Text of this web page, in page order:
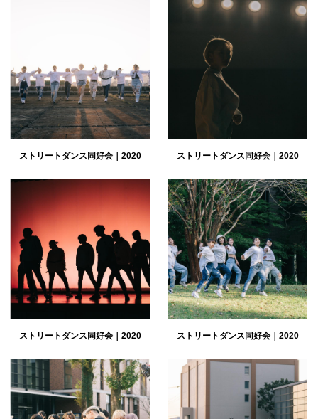
ストリートダンス同好会｜2020 ストリートダンス同好会｜2020
ストリートダンス同好会｜2020 ストリートダンス同好会｜2020